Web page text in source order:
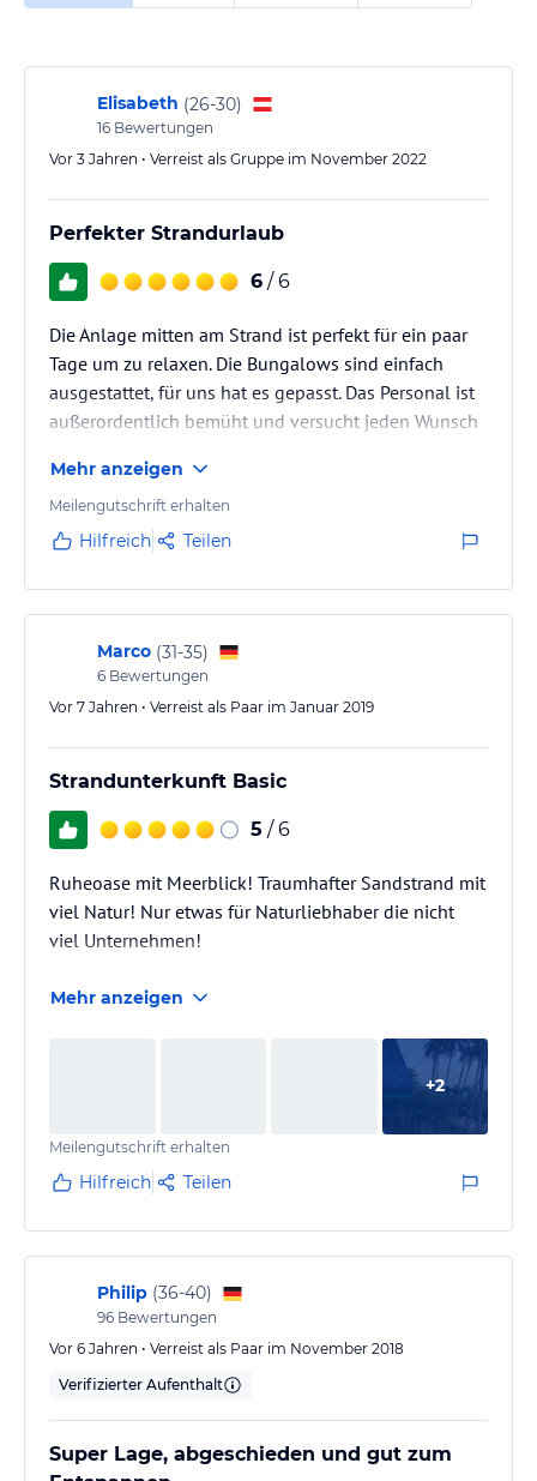
Elisabeth (26-30)
16 Bewertungen
Vor 3 Jahren • Verreist als Gruppe im November 2022
Perfekter Strandurlaub
6 / 6
Die Anlage mitten am Strand ist perfekt für ein paar
Tage um zu relaxen. Die Bungalows sind einfach
ausgestattet, für uns hat es gepasst. Das Personal ist
außerordentlich bemüht und versucht jeden Wunsch
Das Essen im eigenen Restaurant war jedes Mal sehr
gut.
Mehr anzeigen
Meilengutschrift erhalten
Hilfreich Teilen
Marco (31-35)
6 Bewertungen
Vor 7 Jahren • Verreist als Paar im Januar 2019
Strandunterkunft Basic
5 / 6
Ruheoase mit Meerblick! Traumhafter Sandstrand mit
viel Natur! Nur etwas für Naturliebhaber die nicht
viel Unternehmen!
Mehr anzeigen
+2
Meilengutschrift erhalten
Hilfreich Teilen
Philip (36-40)
96 Bewertungen
Vor 6 Jahren • Verreist als Paar im November 2018
Verifizierter Aufenthalt
Super Lage, abgeschieden und gut zum